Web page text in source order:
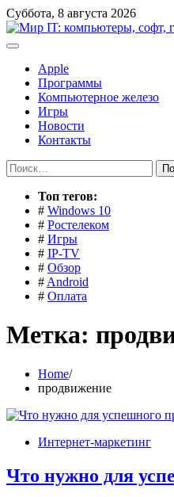
Перейти
к
содержимому
Суббота, 8 августа 2026
Apple
Программы
Компьютерное железо
Игры
Новости
Контакты
Найти:
Toп тегов:
# Windows 10
# Ростелеком
# Игры
# IP-TV
# Обзор
# Android
# Оплата
Метка:
Home
продвижение
Интернет-маркетинг
Что нужно для